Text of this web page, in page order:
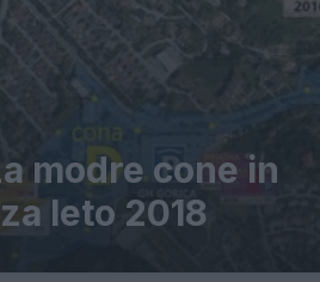
modre cone in
leto 2018